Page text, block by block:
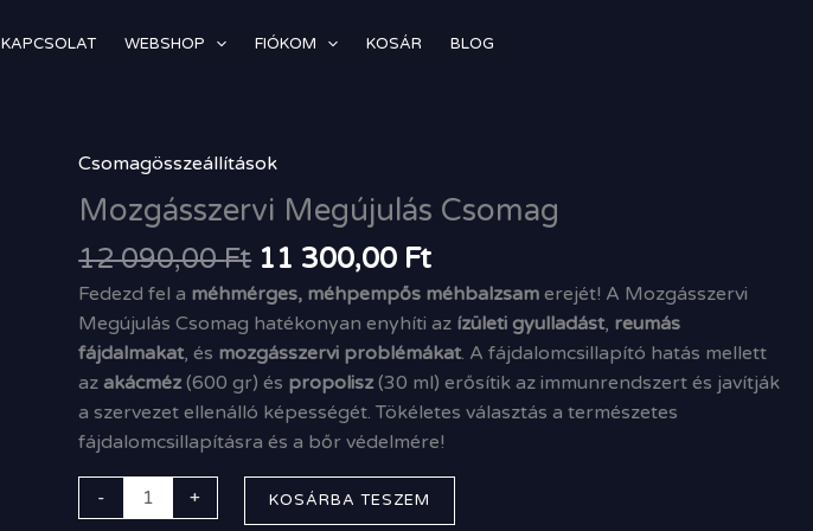
KAPCSOLAT WEBSHOP FIÓKOM KOSÁR BLOG
Csomagösszeállítások
Mozgásszervi Megújulás Csomag
12 090,00Ft
Original
price
was:
12
090,00 Ft.
11 300,00 Ft
price
is:
11
300,00 Ft.
Fedezd fel a méhmérges, méhpempős méhbalzsam erejét! A Mozgásszervi
Megújulás Csomag hatékonyan enyhíti az ízületi gyulladást, reumás
fájdalmakat, és mozgásszervi problémákat. A fájdalomcsillapító hatás mellett
azakácméz(600 gr) és propolisz(30 ml) erősítik az immunrendszert és javítják
a szervezet ellenálló képességét. Tökéletes választás a természetes
fájdalomcsillapításra és a bőr védelmére!
-
Mozgásszervi
Megújulás
Csomag
mennyiség
+ KOSÁRBA TESZEM